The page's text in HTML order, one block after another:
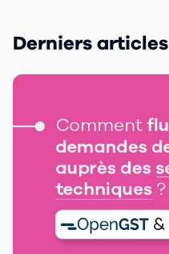
Derniers articles